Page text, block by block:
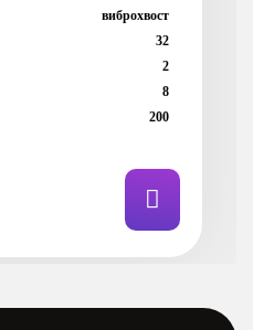
виброхвост
32
2
8
200